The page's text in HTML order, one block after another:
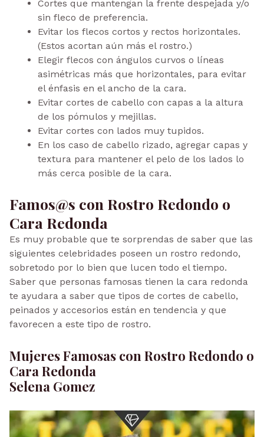
Cortes que mantengan la frente despejada y/o
sin fleco de preferencia.
Evitar los flecos cortos y rectos horizontales.
(Estos acortan aún más el rostro.)
Elegir flecos con ángulos curvos o líneas
asimétricas más que horizontales, para evitar
el énfasis en el ancho de la cara.
Evitar cortes de cabello con capas a la altura
de los pómulos y mejillas.
Evitar cortes con lados muy tupidos.
En los caso de cabello rizado, agregar capas y
textura para mantener el pelo de los lados lo
más cerca posible de la cara.
Famos@s con Rostro Redondo o
Cara Redonda
Es muy probable que te sorprendas de saber que las
siguientes celebridades poseen un rostro redondo,
sobretodo por lo bien que lucen todo el tiempo.
Saber que personas famosas tienen la cara redonda
te ayudara a saber que tipos de cortes de cabello,
peinados y accesorios están en tendencia y que
favorecen a este tipo de rostro.
Mujeres Famosas con Rostro Redondo o
Cara Redonda
Selena Gomez